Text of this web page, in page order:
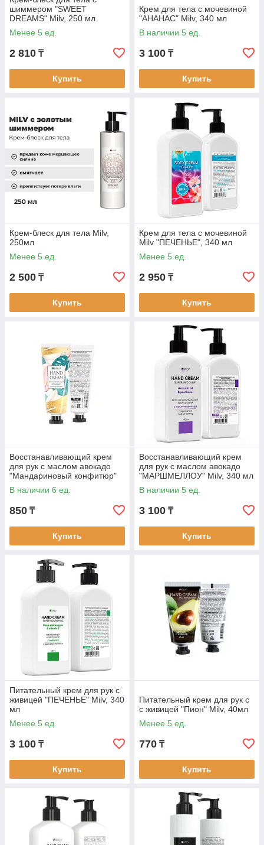
шиммером "SWEET
DREAMS" Milv, 250 мл
Менее 5 ед.
2 810 ₸
Купить
Крем для тела с мочевиной
"АНАНАС" Milv, 340 мл
В наличии 5 ед.
3 100 ₸
Купить
Крем-блеск для тела Milv,
250мл
Менее 5 ед.
2 500 ₸
Купить
Крем для тела с мочевиной
Milv "ПЕЧЕНЬЕ", 340 мл
Менее 5 ед.
2 950 ₸
Купить
Восстанавливающий крем
для рук с маслом авокадо
"Мандариновый конфитюр"
Milv, 70 мл
В наличии 6 ед.
850 ₸
Купить
Восстанавливающий крем
для рук с маслом авокадо
"МАРШМЕЛЛОУ" Milv, 340 мл
В наличии 5 ед.
3 100 ₸
Купить
Питательный крем для рук с
живицей "ПЕЧЕНЬЕ" Milv, 340
мл
Менее 5 ед.
3 100 ₸
Купить
Питательный крем для рук c
с живицей "Пион" Milv, 40мл
Менее 5 ед.
770 ₸
Купить